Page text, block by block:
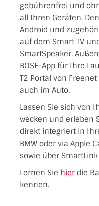
gebührenfrei und
all Ihren Geräten.
Android und
auf dem Smart TV
SmartSpeaker.
BOSE-App für Ihre
T2 Portal von
auch im Auto.
Lassen Sie sich von
wecken und erleben
direkt integriert in
BMW oder via Apple
sowie über
Lernen Sie hier die
kennen.